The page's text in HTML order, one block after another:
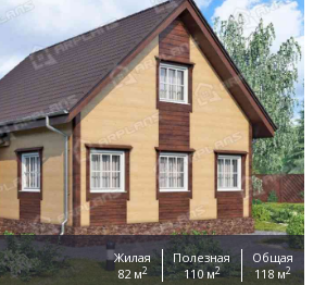
Жилая
82 м2
Полезная
110 м2
Общая
118 м2